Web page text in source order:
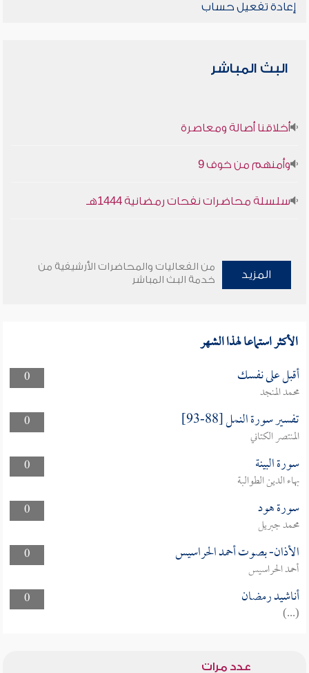
إعادة تفعيل حساب
البث المباشر
أخلاقنا أصالة ومعاصرة
وأمنهم من خوف 9
سلسلة محاضرات نفحات رمضانية 1444هـ
المزيد
من الفعاليات والمحاضرات الأرشيفية من
خدمة البث المباشر
الأكثر استماعا لهذا الشهر
0 أقبل على نفسك
محمد المنجد
0
تفسير سورة النمل [88-93]
المنتصر الكتاني
0
سورة البينة
بهاء الدين الطوالبة
0
سورة هود
محمد جبريل
0
الأذان- بصوت أحمد الحراسيس
أحمد الحراسيس
0
أناشيد رمضان
(...)
عدد مرات